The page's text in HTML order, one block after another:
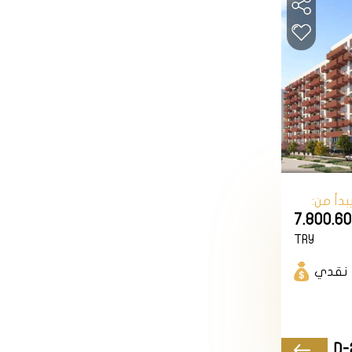
جواً عائلياً ومجتمعياً
إسطنبول، فلا تتردد في
في اتخاذ القرار الصحيح.
يبدأ من:
TRY
نقدي